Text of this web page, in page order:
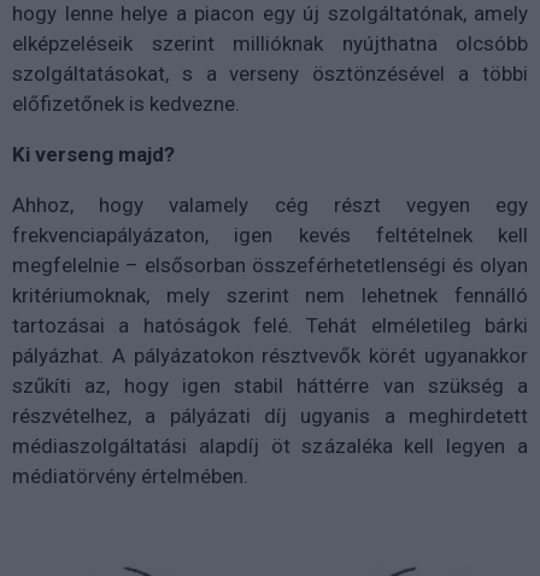
hogy lenne helye a piacon egy új szolgáltatónak, amely
elképzeléseik szerint millióknak nyújthatna olcsóbb
szolgáltatásokat, s a verseny ösztönzésével a többi
előfizetőnek is kedvezne.
Ki verseng majd?
Ahhoz, hogy valamely cég részt vegyen egy
frekvenciapályázaton, igen kevés feltételnek kell
megfelelnie – elsősorban összeférhetetlenségi és olyan
kritériumoknak, mely szerint nem lehetnek fennálló
tartozásai a hatóságok felé. Tehát elméletileg bárki
pályázhat. A pályázatokon résztvevők körét ugyanakkor
szűkíti az, hogy igen stabil háttérre van szükség a
részvételhez, a pályázati díj ugyanis a meghirdetett
médiaszolgáltatási alapdíj öt százaléka kell legyen a
médiatörvény értelmében.